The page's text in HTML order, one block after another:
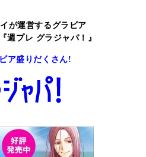
が運営するグラビア
週プレ グラジャパ！』
ア盛りだくさん!